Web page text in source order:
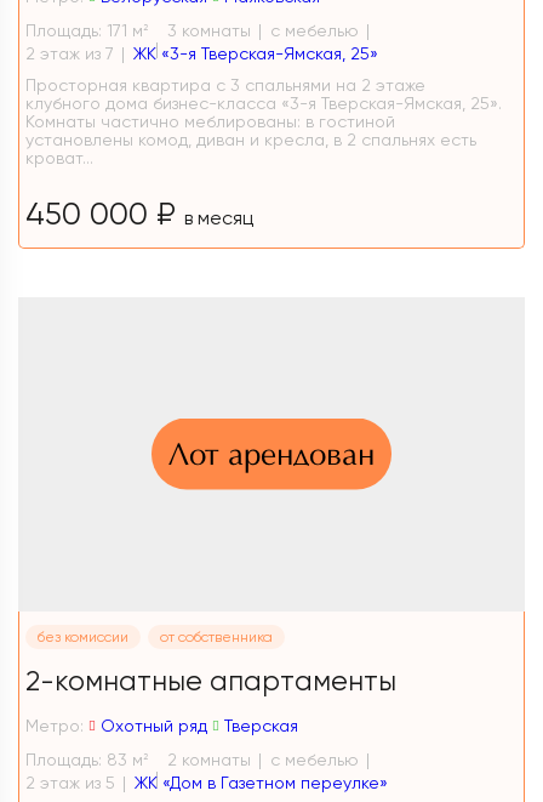
Площадь: 171 м 2 3 комнаты
с мебелью
2 этаж из 7
ЖК «3-я Тверская-Ямская, 25»
Просторная квартира с 3 спальнями на 2 этаже
клубного дома бизнес-класса «3-я Тверская-Ямская, 25».
Комнаты частично меблированы: в гостиной
установлены комод, диван и кресла, в 2 спальнях есть
кроват...
450 000 ₽ в месяц
Лот арендован
без комиссии от собственника
2-комнатные апартаменты
Метро: Охотный ряд
Тверская
Площадь: 83 м 2 2 комнаты
с мебелью
2 этаж из 5
ЖК «Дом в Газетном переулке»